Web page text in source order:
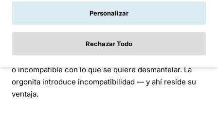
paradójicamente, también estabilizar estructuras
sintéticas que operan bajo el mismo tipo de coherencia.
Lo que determina el efecto no es la intención del
dispositivo, sino si el campo que genera es compatible
o incompatible con lo que se quiere desmantelar. La
orgonita introduce incompatibilidad — y ahí reside su
ventaja.
Personalizar
Rechazar Todo